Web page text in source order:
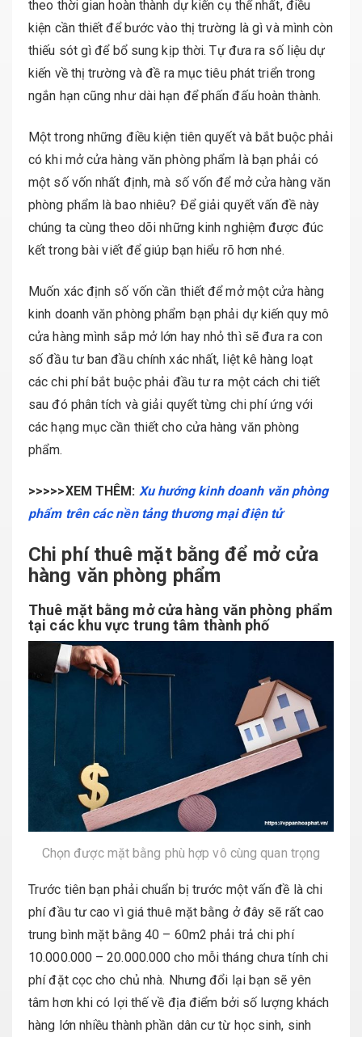
theo thời gian hoàn thành dự kiến cụ thể nhất, điều
kiện cần thiết để bước vào thị trường là gì và mình còn
thiếu sót gì để bổ sung kịp thời. Tự đưa ra số liệu dự
kiến về thị trường và đề ra mục tiêu phát triển trong
ngắn hạn cũng như dài hạn để phấn đấu hoàn thành.
Một trong những điều kiện tiên quyết và bắt buộc phải
có khi mở cửa hàng văn phòng phẩm là bạn phải có
một số vốn nhất định, mà số vốn để mở cửa hàng văn
phòng phẩm là bao nhiêu? Để giải quyết vấn đề này
chúng ta cùng theo dõi những kinh nghiệm được đúc
kết trong bài viết để giúp bạn hiểu rõ hơn nhé.
Muốn xác định số vốn cần thiết để mở một cửa hàng
kinh doanh văn phòng phẩm bạn phải dự kiến quy mô
cửa hàng mình sắp mở lớn hay nhỏ thì sẽ đưa ra con
số đầu tư ban đầu chính xác nhất, liệt kê hàng loạt
các chi phí bắt buộc phải đầu tư ra một cách chi tiết
sau đó phân tích và giải quyết từng chi phí ứng với
các hạng mục cần thiết cho cửa hàng văn phòng
phẩm.
>>>>>XEM THÊM: Xu hướng kinh doanh văn phòng
phẩm trên các nền tảng thương mại điện tử
Chi phí thuê mặt bằng để mở cửa
hàng văn phòng phẩm
Thuê mặt bằng mở cửa hàng văn phòng phẩm
tại các khu vực trung tâm thành phố
Chọn được mặt bằng phù hợp vô cùng quan trọng
Trước tiên bạn phải chuẩn bị trước một vấn đề là chi
phí đầu tư cao vì giá thuê mặt bằng ở đây sẽ rất cao
trung bình mặt bằng 40 – 60m2 phải trả chi phí
10.000.000 – 20.000.000 cho mỗi tháng chưa tính chi
phí đặt cọc cho chủ nhà. Nhưng đổi lại bạn sẽ yên
tâm hơn khi có lợi thế về địa điểm bởi số lượng khách
hàng lớn nhiều thành phần dân cư từ học sinh, sinh